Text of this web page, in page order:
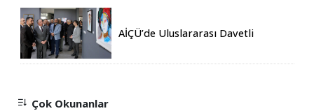
AİÇÜ’de Uluslararası Davetli
Çok Okunanlar